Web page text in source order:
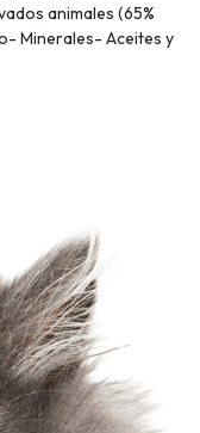
animales (65%
Minerales- Aceites y